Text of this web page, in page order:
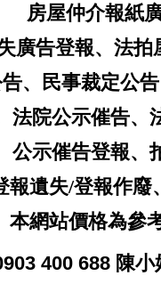
房屋仲介報紙
廣告登報、法
、民事裁定公
法院公示催告、
公示催告登報、
報遺失/登報作廢
本網站價格為參
400 688 陳小